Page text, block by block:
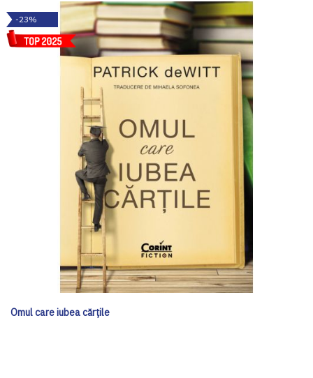
-23%
Omul care iubea cărțile